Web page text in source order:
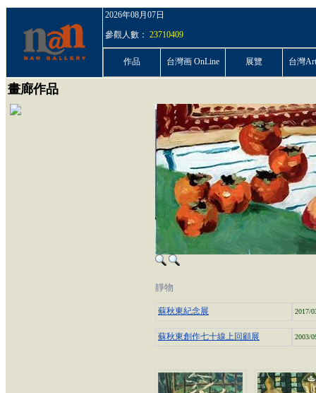
2026年08月07日
參觀人數： 23710409
作品 台灣画 OnLine 展覽 台灣
畫廊作品
靜物
蘇秋東紀念展 2017/
蘇秋東創作七十線上回顧展 2003/